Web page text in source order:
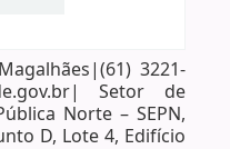
3221-
Setor de
Norte – SEPN,
D, Lote 4, Edifício